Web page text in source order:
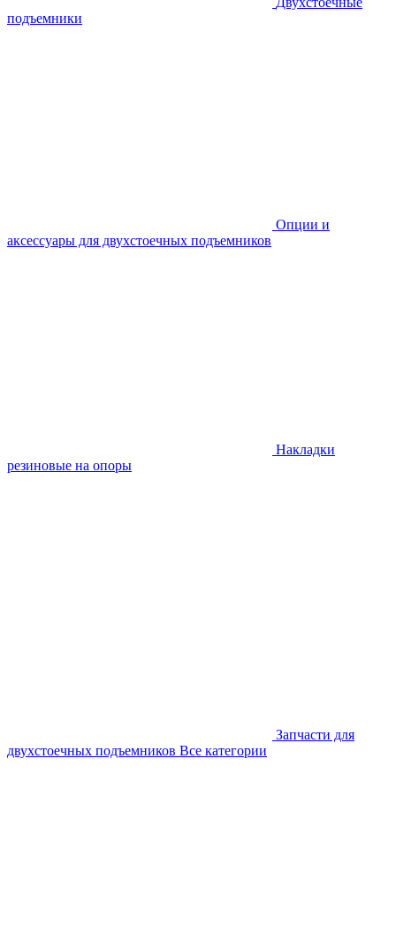
подъемники
Опции и
аксессуары для двухстоечных подъемников
Накладки
резиновые на опоры
Запчасти для
двухстоечных подъемников Все категории